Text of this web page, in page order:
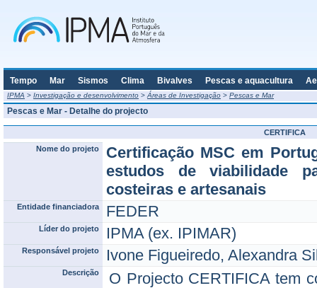
Tempo Mar Sismos Clima Bivalves Pescas e aquacultura
IPMA > Investigação e desenvolvimento > Áreas de Investigação > Pescas e Mar
Pescas e Mar - Detalhe do projecto
CERTIFICA
Nome do projeto
Certificação MSC em
estudos de viabilidade
costeiras e artesanais
Entidade financiadora FEDER
Líder do projeto IPMA (ex. IPIMAR)
Responsável projeto Ivone Figueiredo, Alexandra
Descrição
O Projecto CERTIFICA tem